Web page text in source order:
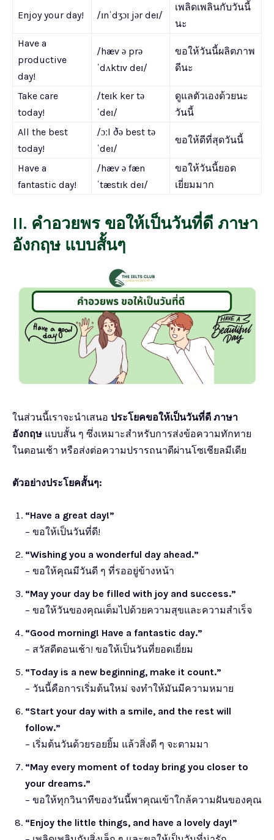
Enjoy your day! /ɪnˈdʒɔɪ jər deɪ/
เพลิดเพลินกับวันนี้
นะ
Have a
productive
day!
/hæv ə prə
ˈdʌktɪv deɪ/
ขอให้วันนี้ผลิตภาพ
ดีนะ
Take care
today!
/teɪk ker tə
ˈdeɪ/
ดูแลตัวเองด้วยนะ
วันนี้
All the best
today!
/ɔːl ðə best tə
ˈdeɪ/
ขอให้ดีที่สุดวันนี้
Have a
fantastic day!
/hæv ə fæn
ˈtæstɪk deɪ/
ขอให้วันนี้ยอด
เยี่ยมมาก
II. คำอวยพร ขอให้เป็นวันที่ดี ภาษา
อังกฤษ แบบสั้นๆ
ในส่วนนี้เราจะนำเสนอ ประโยคขอให้เป็นวันที่ดี ภาษา
อังกฤษ แบบสั้น ๆ ซึ่งเหมาะสำหรับการส่งข้อความทักทาย
ในตอนเช้า หรือส่งต่อความปรารถนาดีผ่านโซเชียลมีเดีย
ตัวอย่างประโยคสั้นๆ:
“Have a great day!”
– ขอให้เป็นวันที่ดี!
“Wishing you a wonderful day ahead.”
– ขอให้คุณมีวันดี ๆ ที่รออยู่ข้างหน้า
“May your day be filled with joy and success.”
– ขอให้วันของคุณเต็มไปด้วยความสุขและความสำเร็จ
“Good morning! Have a fantastic day.”
– สวัสดีตอนเช้า! ขอให้เป็นวันที่ยอดเยี่ยม
“Today is a new beginning, make it count.”
– วันนี้คือการเริ่มต้นใหม่ จงทำให้มันมีความหมาย
“Start your day with a smile, and the rest will
follow.”
– เริ่มต้นวันด้วยรอยยิ้ม แล้วสิ่งดี ๆ จะตามมา
“May every moment of today bring you closer to
your dreams.”
– ขอให้ทุกวินาทีของวันนี้พาคุณเข้าใกล้ความฝันของคุณ
“Enjoy the little things, and have a lovely day!”